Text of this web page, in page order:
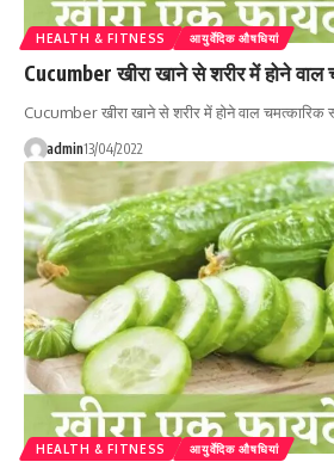
HEALTH & FITNESS आयुर्वेदिक औषधियां
Cucumber खीरा खाने से शरीर में होने वाल
Cucumber खीरा खाने से शरीर में होने वाल चमत्कारिक
admin13/04/2022
HEALTH & FITNESS आयुर्वेदिक औषधियां